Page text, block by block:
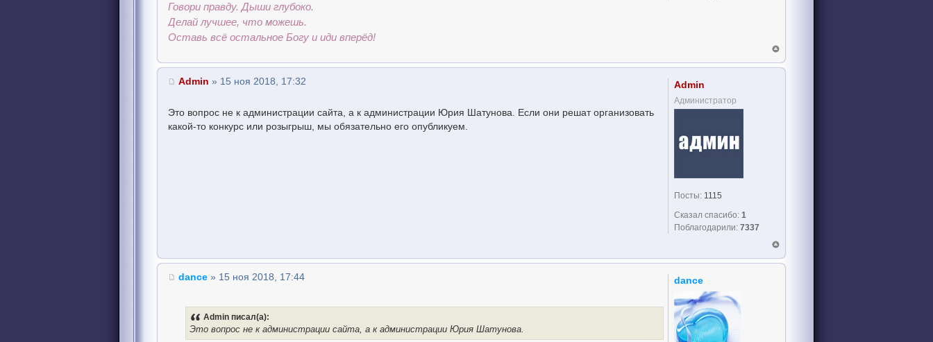
Говори правду. Дыши глубоко.
Делай лучшее, что можешь.
Оставь всё остальное Богу и иди вперёд!
Admin » 15 ноя 2018, 17:32
Это вопрос не к администрации сайта, а к администрации Юрия Шатунова. Если они решат организовать
какой-то конкурс или розыгрыш, мы обязательно его опубликуем.
Admin
Администратор
Посты: 1115
Сказал спасибо: 1
Поблагодарили: 7337
dance » 15 ноя 2018, 17:44
Admin писал(а):
Это вопрос не к администрации сайта, а к администрации Юрия Шатунова.
dance